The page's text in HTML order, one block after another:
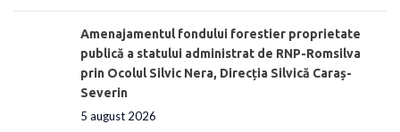
Amenajamentul fondului forestier proprietate
publică a statului administrat de RNP-Romsilva
prin Ocolul Silvic Nera, Direcția Silvică Caraș-
Severin
5 august 2026